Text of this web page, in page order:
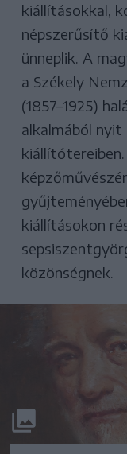
kiállításokkal,
népszerűsítő
ünneplik. A
a Székely
(1857–1925)
alkalmából
kiállításokon
közönségnek.